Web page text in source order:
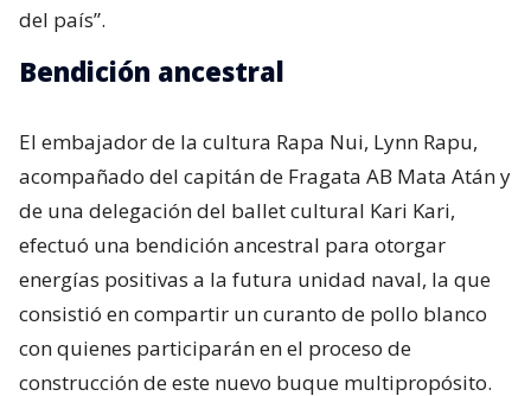
del país”.
Bendición ancestral
El embajador de la cultura Rapa Nui, Lynn Rapu,
acompañado del capitán de Fragata AB Mata Atán y
de una delegación del ballet cultural Kari Kari,
efectuó una bendición ancestral para otorgar
energías positivas a la futura unidad naval, la que
consistió en compartir un curanto de pollo blanco
con quienes participarán en el proceso de
construcción de este nuevo buque multipropósito.